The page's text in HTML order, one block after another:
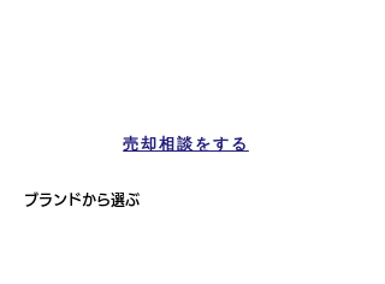
売却相談をする
ブランドから選ぶ